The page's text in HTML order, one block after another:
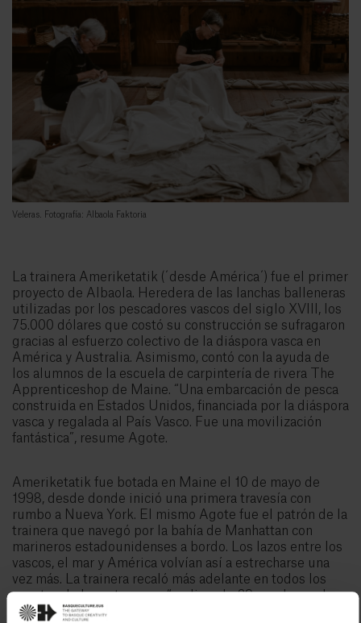
Veleras. Fotografía: Albaola Faktoria
La trainera Ameriketatik (´desde América´) fue el primer
proyecto de Albaola. Heredera de las lanchas balleneras
utilizadas por los pescadores vascos del siglo XVIII, los
75.000 dólares que costó su construcción se sufragaron
gracias al esfuerzo colectivo de la diáspora vasca en
América y Australia. Asimismo, contó con la ayuda de
los alumnos de la escuela de carpintería de rivera The
Apprenticeshop de Maine. “Una embarcación de pesca
construida en Estados Unidos, financiada por la diáspora
vasca y regalada al País Vasco. Fue una movilización
fantástica”, resume Agote.
Ameriketatik fue botada en Maine el 10 de mayo de
1998, desde donde inició una primera travesía con
rumbo a Nueva York. El mismo Agote fue el patrón de la
trainera que navegó por la bahía de Manhattan con
marineros estadounidenses a bordo. Los lazos entre los
vascos, el mar y América volvían así a estrecharse una
vez más. La trainera recaló más adelante en todos los
puertos de la costa vasca, “realizando 29 escalas, cada
una de ellas con una tripulación de 12 remeros